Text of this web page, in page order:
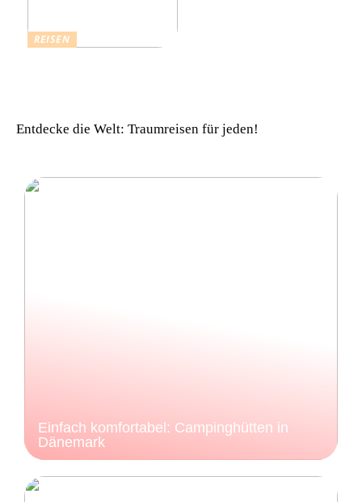
REISEN
Entdecke die Welt: Traumreisen für jeden!
Einfach komfortabel: Campinghütten in
Dänemark